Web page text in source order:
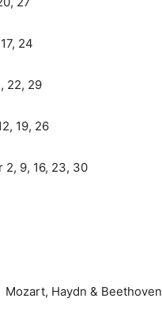
24
22, 29
19, 26
2, 9, 16, 23, 30
Mozart, Haydn & Beethoven